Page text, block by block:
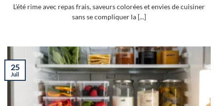
L’été rime avec repas frais, saveurs colorées et envies de cuisiner
sans se compliquer la [...]
25
Juil